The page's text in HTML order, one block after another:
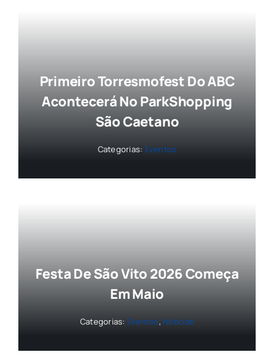
Primeiro Torresmofest Do ABC
Acontecerá No ParkShopping
São Caetano
Categorias: Eventos
Festa De São Vito 2026 Começa
Em Maio
Categorias: Eventos, Notícias